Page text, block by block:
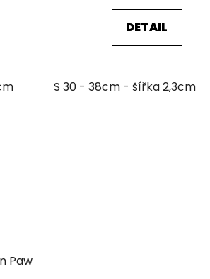
48 - 63cm - šířka 4,3cm
DETAIL
S 30 - 38cm - šířka 2,3cm
Paw